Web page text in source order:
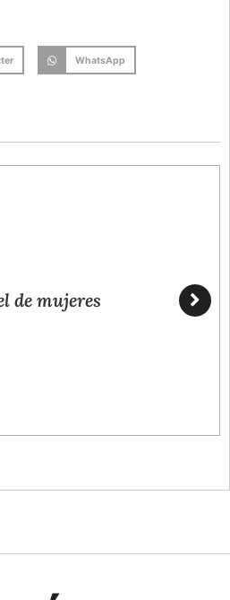
WhatsApp
de mujeres